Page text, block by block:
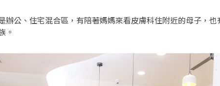
辦公、住宅混合區，有陪著媽媽來看皮膚科住附近的母子，
。